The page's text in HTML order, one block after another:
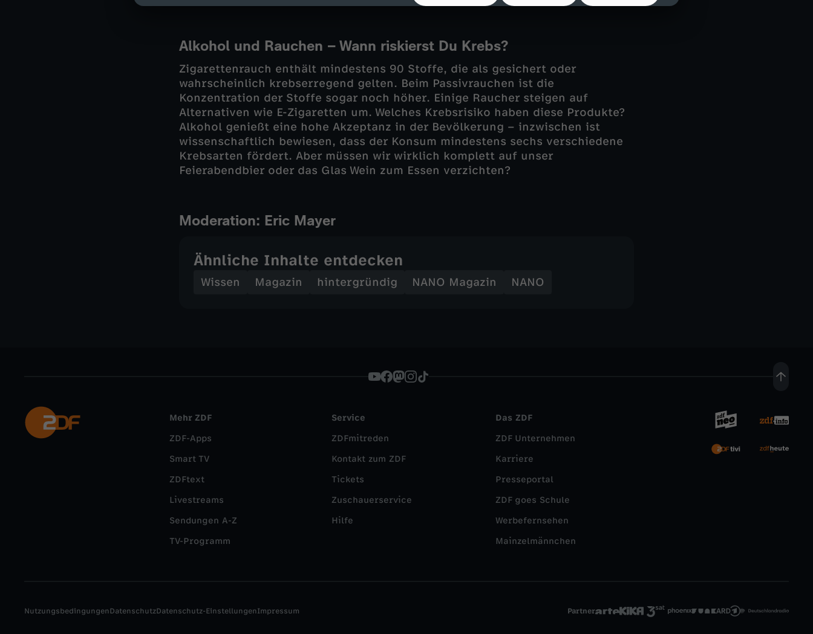
Alkohol und Rauchen – Wann riskierst Du Krebs?
Zigarettenrauch enthält mindestens 90 Stoffe, die als gesichert oder
wahrscheinlich krebserregend gelten. Beim Passivrauchen ist die
Konzentration der Stoffe sogar noch höher. Einige Raucher steigen auf
Alternativen wie E-Zigaretten um. Welches Krebsrisiko haben diese Produkte?
Alkohol genießt eine hohe Akzeptanz in der Bevölkerung – inzwischen ist
wissenschaftlich bewiesen, dass der Konsum mindestens sechs verschiedene
Krebsarten fördert. Aber müssen wir wirklich komplett auf unser
Feierabendbier oder das Glas Wein zum Essen verzichten?
Moderation: Eric Mayer
Ähnliche Inhalte entdecken
Wissen Magazin hintergründig NANO Magazin NANO
Mehr ZDF
ZDF-Apps
Smart TV
ZDFtext
Livestreams
Sendungen A-Z
TV-Programm
Service
ZDFmitreden
Kontakt zum ZDF
Tickets
Zuschauerservice
Hilfe
Das ZDF
ZDF Unternehmen
Karriere
Presseportal
ZDF goes Schule
Werbefernsehen
Mainzelmännchen
Partner
NutzungsbedingungenDatenschutzDatenschutz-EinstellungenImpressum